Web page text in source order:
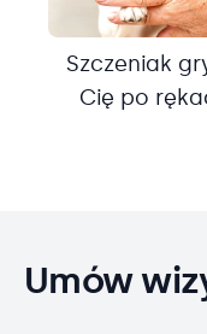
Szczeniak
Cię po
Umów